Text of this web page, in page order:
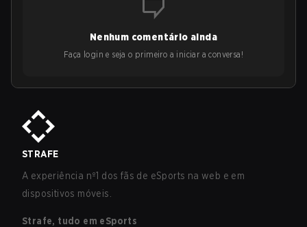
Nenhum comentário ainda
Faça login e seja o primeiro a iniciar a conversa!
STRAFE
A experiência nº1 dos fãs de eSports na web e em
dispositivos móveis.
Strafe, tudo em eSports